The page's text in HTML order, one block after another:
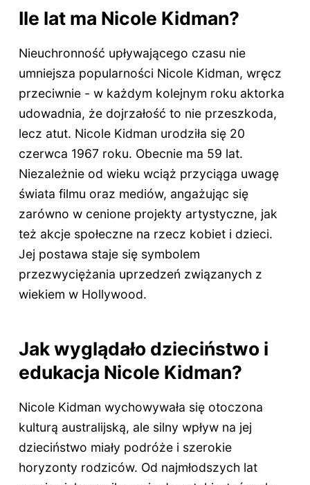
Ile lat ma Nicole Kidman?
Nieuchronność upływającego czasu nie
umniejsza popularności Nicole Kidman, wręcz
przeciwnie - w każdym kolejnym roku aktorka
udowadnia, że dojrzałość to nie przeszkoda,
lecz atut. Nicole Kidman urodziła się 20
czerwca 1967 roku. Obecnie ma 59 lat.
Niezależnie od wieku wciąż przyciąga uwagę
świata filmu oraz mediów, angażując się
zarówno w cenione projekty artystyczne, jak
też akcje społeczne na rzecz kobiet i dzieci.
Jej postawa staje się symbolem
przezwyciężania uprzedzeń związanych z
wiekiem w Hollywood.
Jak wyglądało dzieciństwo i
edukacja Nicole Kidman?
Nicole Kidman wychowywała się otoczona
kulturą australijską, ale silny wpływ na jej
dzieciństwo miały podróże i szerokie
horyzonty rodziców. Od najmłodszych lat